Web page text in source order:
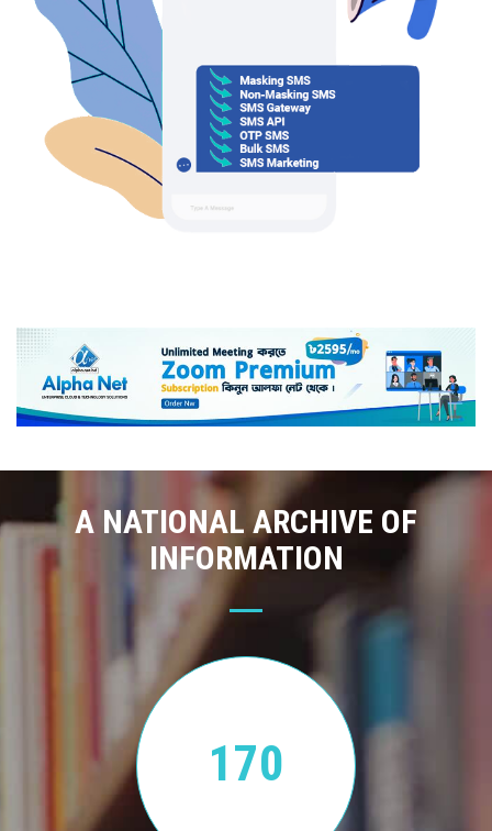
A NATIONAL ARCHIVE OF
INFORMATION
170